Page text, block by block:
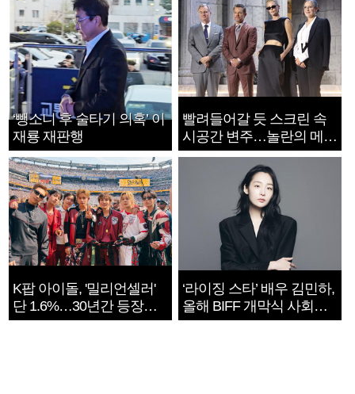
‘뺑소니 후 술타기 의혹’ 이
재룡 재판행
빨려들어갈 듯 스크린 속
시공간 변주…놀란의 메시
지는 ‘전쟁 속죄’
K팝 아이돌, '밀리언셀러'
단 1.6%…30년간 등장
1182개팀 전수조사
‘라이징 스타’ 배우 김민하,
올해 BIFF 개막식 사회자
확정